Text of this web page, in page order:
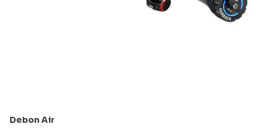
Debon Air